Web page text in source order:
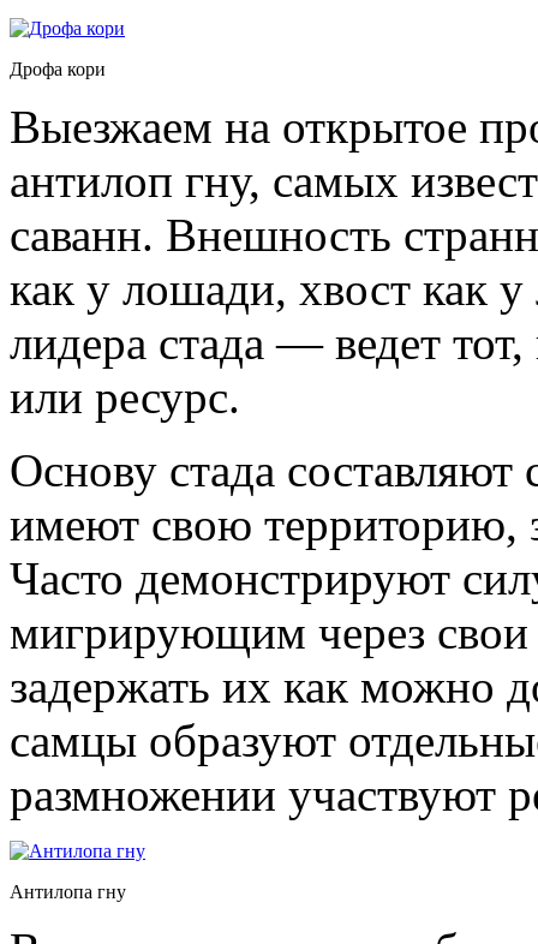
Дрофа кори
Выезжаем на открытое
антилоп гну, самых
саванн. Внешность
как у лошади, хвост как
лидера стада — ведет
или ресурс.
Основу стада
имеют свою территорию,
Часто демонстрируют
мигрирующим через свои
задержать их как можно
самцы образуют
размножении участвуют
Антилопа гну